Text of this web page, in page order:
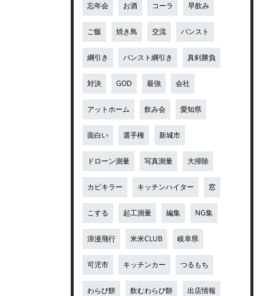
忘年会 お酒 コーラ 早飲み
ご飯 焼き鳥 交流 パンスト
綱引き パンスト綱引き 真剣勝負
対決 GOD 最強 会社
アットホーム 飲み会 愛知県
面白い 選手権 新城市
ドローン測量 写真測量 大掃除
カビキラー キッチンハイター 窓
こする 起工測量 編集 NG集
浪漫飛行 米米CLUB 岐阜県
可児市 キッチンカー つるもち
わらび餅 飲むわらび餅 出店情報